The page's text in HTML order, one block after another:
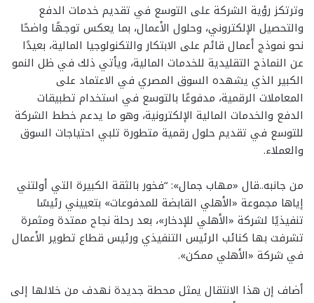
وترتكز رؤية الشركة على التوسع في تقديم خدمات الدفع
والتحصيل الإلكتروني، وحلول الأعمال، بما يعكس توجهًا واضحًا
نحو نموذج أعمال قائم على الابتكار والتكنولوجيا المالية، بعيدًا
عن النماذج التقليدية للخدمات المالية، ويأتي ذلك في ظل النمو
الكبير الذي يشهده السوق المصري في الاعتماد على
المعاملات الرقمية، مدفوعًا بالتوسع في استخدام تطبيقات
الدفع والخدمات المالية الإلكترونية، وهو ما يدعم خطط الشركة
للتوسع في تقديم حلول رقمية متطورة تلبي احتياجات السوق
والعملاء.
من جانبه..قال «مهاب جمال»: “فخور بالثقة الكبيرة التي أولتني
إياها مجموعة «الأهلي القابضة للمدفوعات» بتعييني رئيسًا
تنفيذيًا لشركة «الأهلي للإدخار»، بعد رحلة نجاح ممتدة ومثمرة
تشرفت بها كنائب الرئيس التنفيذي ورئيس قطاع تطوير الأعمال
في شركة «الأهلي ممكن».
أضاف إن هذا الانتقال يمثل محطة جديدة نهدف من خلالها إلى